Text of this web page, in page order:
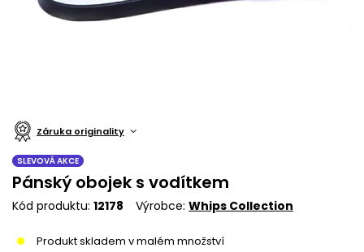
Záruka originality
SLEVOVÁ AKCE
Pánský obojek s vodítkem
Kód produktu 12178 Výrobce Whips Collection
Produkt skladem v malém množství